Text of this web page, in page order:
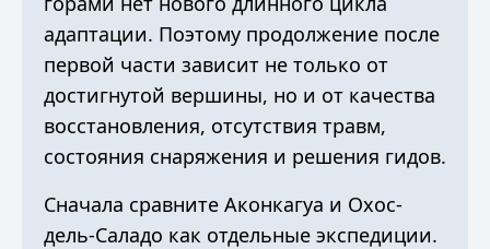
адаптации. Поэтому продолжение после
первой части зависит не только от
достигнутой вершины, но и от качества
восстановления, отсутствия травм,
состояния снаряжения и решения гидов.
Сначала сравните Аконкагуа и Охос-
дель-Саладо как отдельные экспедиции.